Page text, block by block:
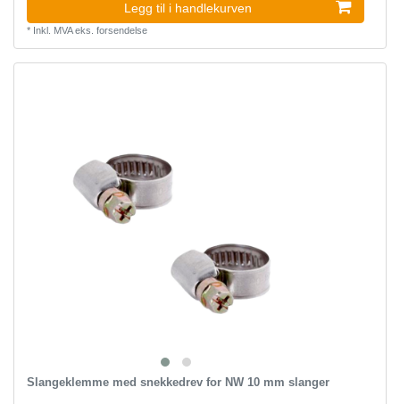
Legg til i handlekurven
* Inkl. MVAeks. forsendelse
Slangeklemme med snekkedrev for NW 10 mm slanger